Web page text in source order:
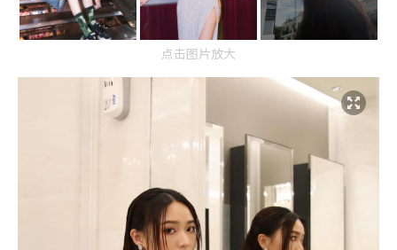
点击图片放大